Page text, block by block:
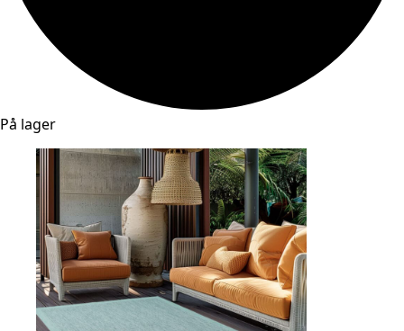
På lager